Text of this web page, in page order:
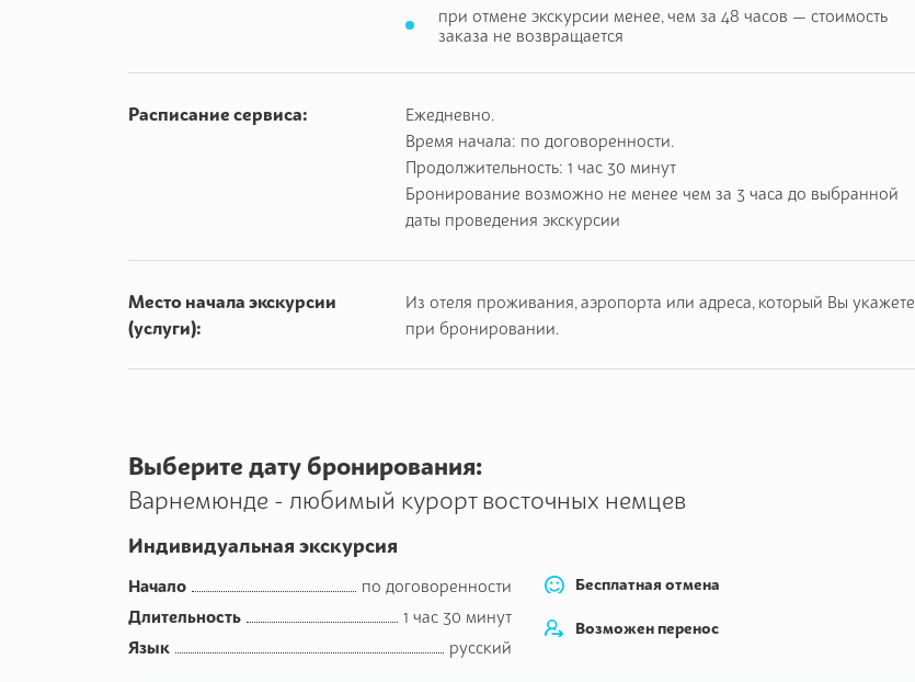
при отмене экскурсии менее, чем за 48 часов — стоимость
заказа не возвращается
Расписание сервиса:
Ежедневно.
Время начала: по договоренности.
Продолжительность: 1 час 30 минут
Бронирование возможно не менее чем за 3 часа до выбранной
даты проведения экскурсии
Место начала экскурсии
(услуги):
Из отеля проживания, аэропорта или адреса, который Вы укажете
при бронировании.
Выберите дату бронирования:
Варнемюнде - любимый курорт восточных немцев
Индивидуальная экскурсия
Бесплатная отмена
Возможен перенос
Начало
по договоренности
Длительность
1 час 30 минут
Язык
русский